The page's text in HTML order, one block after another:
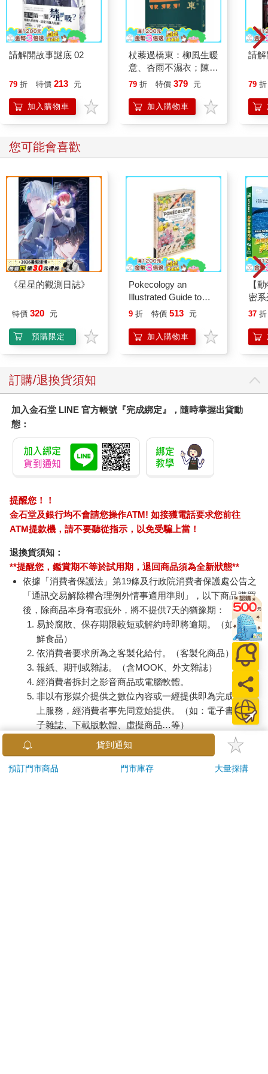
請解開故事謎底 02
79 折 特價 213 元
加入購物車
杖藜過橋東：柳風生暖
意、杏雨不濕衣；陳亮
恭談以心轉境的適齡漫
79 折 特價 379 元
加入購物車
請解
79 折
您可能會喜歡
《星星的觀測日誌》
特價 320 元
預購限定
Pokecology an
Illustrated Guide to
Pokemon Ecology
Press)
9 折 特價 513 元
加入購物車
【
密
37 折
訂購/退換貨須知
加入金石堂 LINE 官方帳號『完成綁定』，隨時掌握出貨動
態：
提醒您！！
金石堂及銀行均不會請您操作ATM! 如接獲電話要求您前往
ATM提款機，請不要聽從指示，以免受騙上當！
退換貨須知：
**提醒您，鑑賞期不等於試用期，退回商品須為全新狀態**
依據「消費者保護法」第19條及行政院消費者保護處公告之
「通訊交易解除權合理例外情事適用準則」，以下商品購買
後，除商品本身有瑕疵外，將不提供7天的猶豫期：
易於腐敗、保存期限較短或解約時即將逾期。（如：生
鮮食品）
依消費者要求所為之客製化給付。（客製化商品）
報紙、期刊或雜誌。（含MOOK、外文雜誌）
經消費者拆封之影音商品或電腦軟體。
非以有形媒介提供之數位內容或一經提供即為完成之線
上服務，經消費者事先同意始提供。（如：電子書、電
子雜誌、下載版軟體、虛擬商品…等）
已拆封之個人衛生用品。（如：內衣褲、刮鬍刀、除毛
若非上列種類商品，均享有到貨7天的猶豫期（含例假
貨到通知
預訂門市商品 門市庫存 大量採購